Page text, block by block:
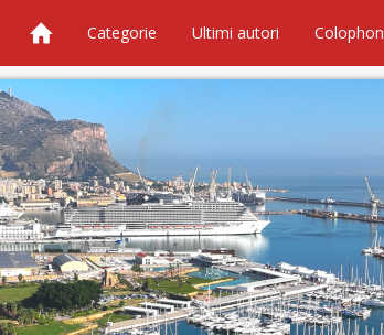
Categorie Ultimi autori Colophon